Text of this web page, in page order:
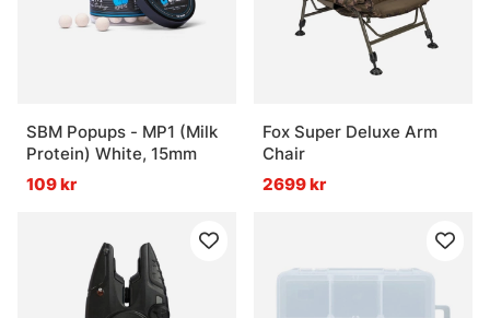
SBM Popups - MP1 (Milk
Protein) White, 15mm
109 kr
Fox Super Deluxe Arm
Chair
2699 kr